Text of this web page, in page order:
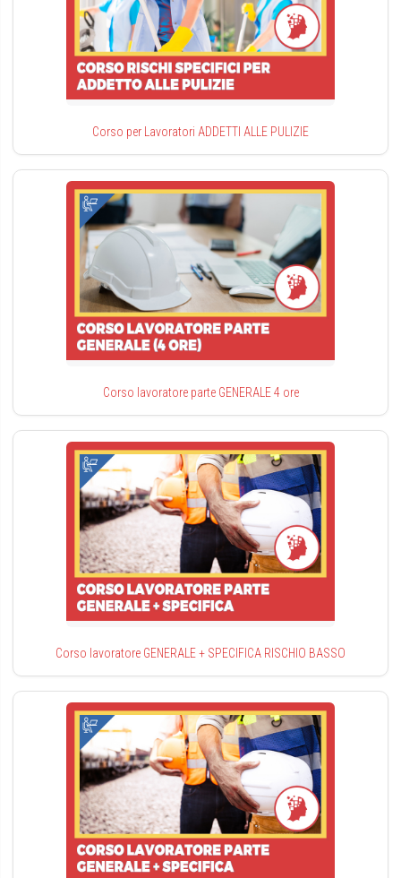
Corso per Lavoratori ADDETTI ALLE PULIZIE
Corso lavoratore parte GENERALE 4 ore
Corso lavoratore GENERALE + SPECIFICA RISCHIO BASSO